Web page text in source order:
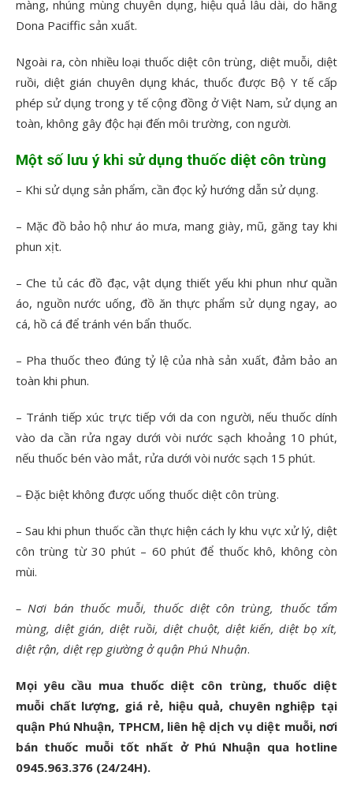
màng, nhúng mùng chuyên dụng, hiệu quả lâu dài, do hãng
Dona Paciffic sản xuất.
Ngoài ra, còn nhiều loại thuốc diệt côn trùng, diệt muỗi, diệt
ruồi, diệt gián chuyên dụng khác, thuốc được Bộ Y tế cấp
phép sử dụng trong y tế cộng đồng ở Việt Nam, sử dụng an
toàn, không gây độc hại đến môi trường, con người.
Một số lưu ý khi sử dụng thuốc diệt côn trùng
– Khi sử dụng sản phẩm, cần đọc kỷ hướng dẫn sử dụng.
– Mặc đồ bảo hộ như áo mưa, mang giày, mũ, găng tay khi
phun xịt.
– Che tủ các đồ đạc, vật dụng thiết yếu khi phun như quần
áo, nguồn nước uống, đồ ăn thực phẩm sử dụng ngay, ao
cá, hồ cá để tránh vén bẩn thuốc.
– Pha thuốc theo đúng tỷ lệ của nhà sản xuất, đảm bảo an
toàn khi phun.
– Tránh tiếp xúc trực tiếp với da con người, nếu thuốc dính
vào da cần rửa ngay dưới vòi nước sạch khoảng 10 phút,
nếu thuốc bén vào mắt, rửa dưới vòi nước sạch 15 phút.
– Đặc biệt không được uống thuốc diệt côn trùng.
– Sau khi phun thuốc cần thực hiện cách ly khu vực xử lý, diệt
côn trùng từ 30 phút – 60 phút để thuốc khô, không còn
mùi.
– Nơi bán thuốc muỗi, thuốc diệt côn trùng, thuốc tẩm
mùng, diệt gián, diệt ruồi, diệt chuột, diệt kiến, diệt bọ xít,
diệt rận, diệt rẹp giường ở quận Phú Nhuận.
Mọi yêu cầu mua thuốc diệt côn trùng, thuốc diệt
muỗi chất lượng, giá rẻ, hiệu quả, chuyên nghiệp tại
quận Phú Nhuận, TPHCM, liên hệ dịch vụ diệt muỗi, nơi
bán thuốc muỗi tốt nhất ở Phú Nhuận qua hotline
0945.963.376 (24/24H).